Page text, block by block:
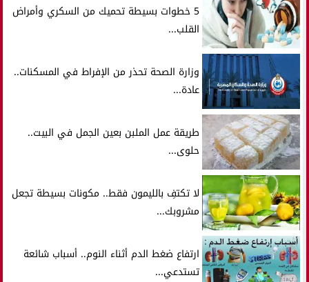
5 خطوات بسيطة تحميك من السكري وأمراض
القلب...
وزارة الصحة تحذر من الإفراط في المسكنات..
عادة...
طريقة عمل الملبن بعين الجمل في البيت..
حلوى...
لا تكتفِ بالليمون فقط.. مكونات بسيطة تجعل
مشروبك...
ارتفاع ضغط الدم أثناء النوم.. أسباب شائعة
تستدعي...